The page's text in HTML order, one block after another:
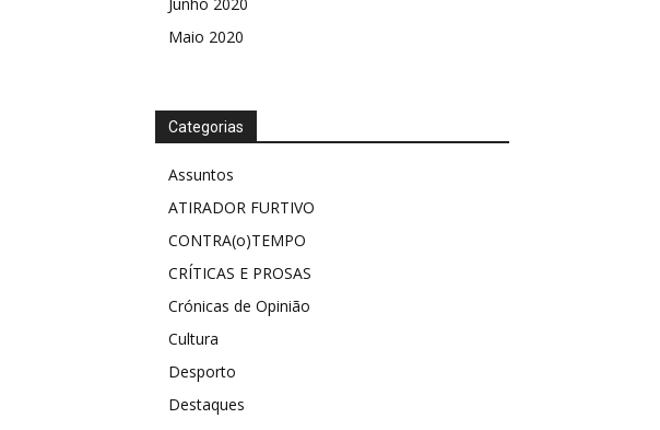
Maio 2020
Categorias
Assuntos
ATIRADOR FURTIVO
CONTRA(o)TEMPO
CRÍTICAS E PROSAS
Crónicas de Opinião
Cultura
Desporto
Destaques